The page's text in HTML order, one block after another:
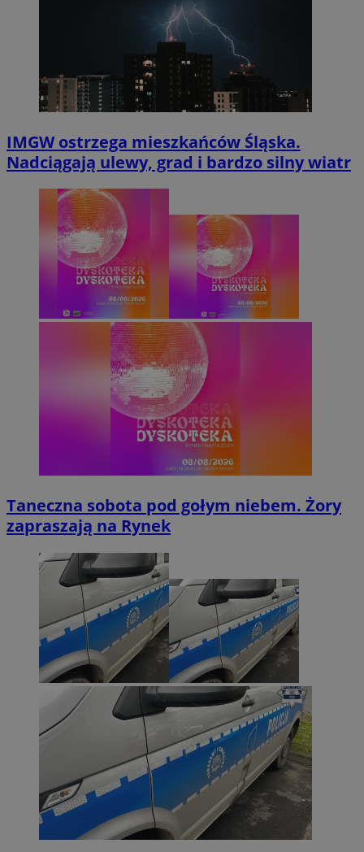
IMGW ostrzega mieszkańców Śląska.
Nadciągają ulewy, grad i bardzo silny wiatr
Taneczna sobota pod gołym niebem. Żory
zapraszają na Rynek